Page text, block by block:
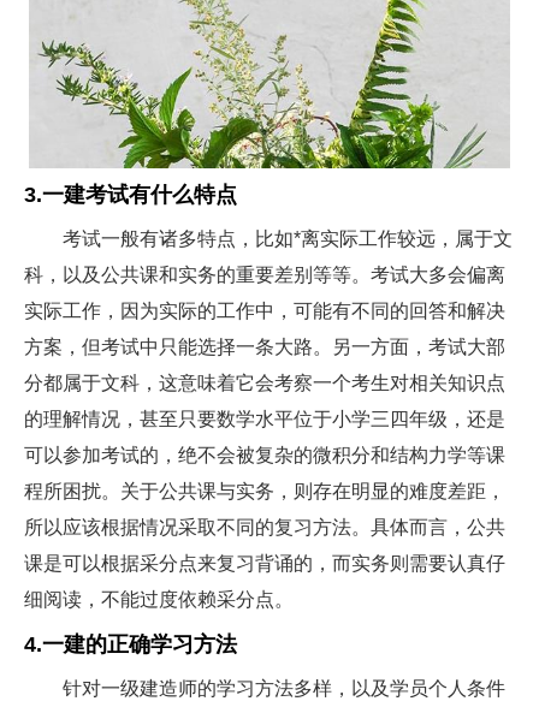
3.一建考试有什么特点
考试一般有诸多特点，比如*离实际工作较远，属于文
科，以及公共课和实务的重要差别等等。考试大多会偏离
实际工作，因为实际的工作中，可能有不同的回答和解决
方案，但考试中只能选择一条大路。另一方面，考试大部
分都属于文科，这意味着它会考察一个考生对相关知识点
的理解情况，甚至只要数学水平位于小学三四年级，还是
可以参加考试的，绝不会被复杂的微积分和结构力学等课
程所困扰。关于公共课与实务，则存在明显的难度差距，
所以应该根据情况采取不同的复习方法。具体而言，公共
课是可以根据采分点来复习背诵的，而实务则需要认真仔
细阅读，不能过度依赖采分点。
4.一建的正确学习方法
针对一级建造师的学习方法多样，以及学员个人条件